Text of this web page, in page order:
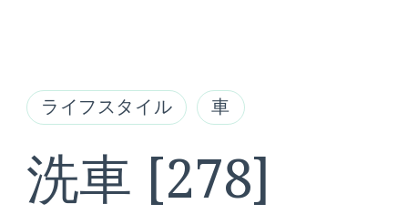
ライフスタイル 車
洗車 [278]